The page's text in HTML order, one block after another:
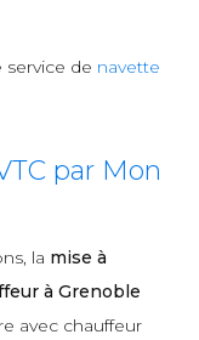
de navette
par Mon
la mise à
à Grenoble
avec chauffeur